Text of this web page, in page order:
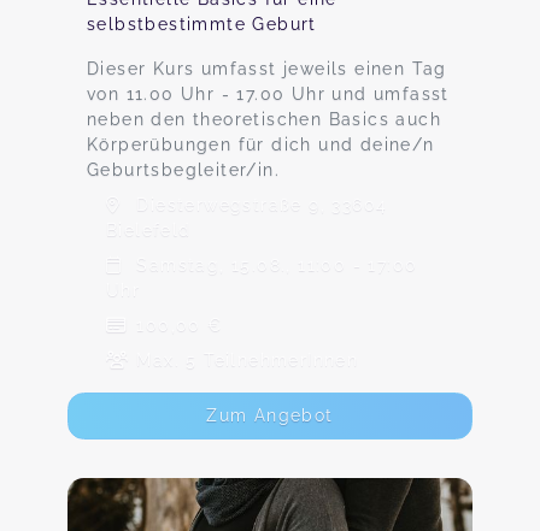
selbstbestimmte Geburt
Dieser Kurs umfasst jeweils einen Tag
von 11.00 Uhr - 17.00 Uhr und umfasst
neben den theoretischen Basics auch
Körperübungen für dich und deine/n
Geburtsbegleiter/in.
Diesterwegstraße 9, 33604
Samstag, 15.08., 11:00 - 17:00
100,00 €
Max. 5 TeilnehmerInnen
Zum Angebot